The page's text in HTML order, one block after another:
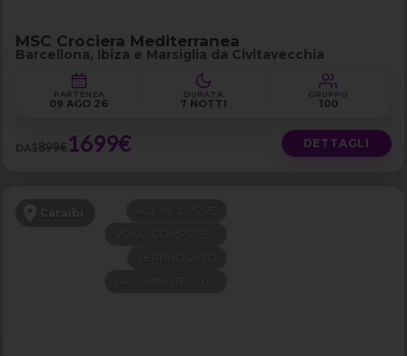
MSC Crociera Mediterranea
Barcellona, Ibiza e Marsiglia da Civitavecchia
PARTENZA
09 AGO 26
DURATA
7 NOTTI
GRUPPO
100
DA1899€1699€ DETTAGLI
Caraibi